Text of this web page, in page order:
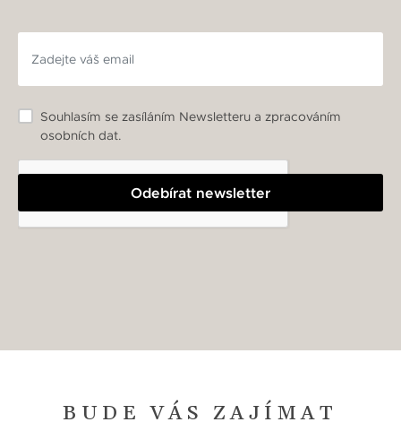
Odebírat newsletter
Souhlasím se zasíláním Newsletteru a zpracováním
osobních dat.
BUDE VÁS ZAJÍMAT